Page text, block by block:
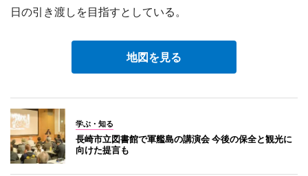
日の引き渡しを目指すとしている。
地図を見る
学ぶ・知る
長崎市立図書館で軍艦島の講演会 今後の保全と観光に
向けた提言も